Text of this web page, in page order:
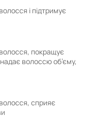
і підтримує
покращує
волоссю об’єму,
сприяє